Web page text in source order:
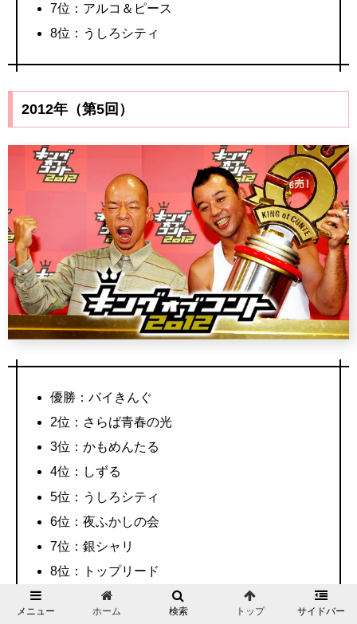
7位：アルコ＆ピース
8位：うしろシティ
2012年（第5回）
優勝：バイきんぐ
2位：さらば青春の光
3位：かもめんたる
4位：しずる
5位：うしろシティ
6位：夜ふかしの会
7位：銀シャリ
8位：トップリード
メニュー ホーム 検索 トップ サイドバー